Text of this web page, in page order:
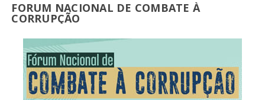
FORUM NACIONAL DE COMBATE À
CORRUPÇÃO